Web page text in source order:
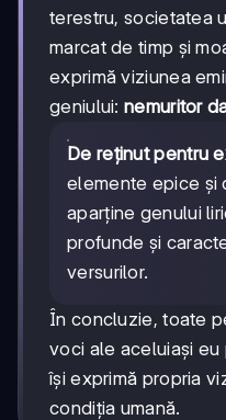
terestru, societatea
marcat de timp și
exprimă viziunea
geniului: nemuritor
De reținut pentru
elemente epice și
aparține genului
profunde și
versurilor.
În concluzie, toate
voci ale aceluiași eu
își exprimă propria
condiția umană.